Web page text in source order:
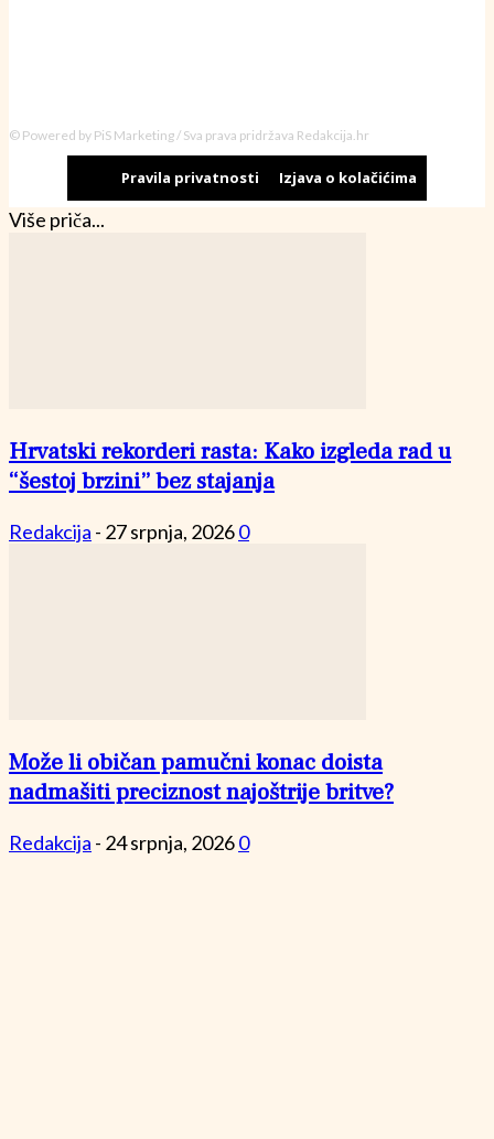
© Powered by PiS Marketing / Sva prava pridržava Redakcija.hr
Pravila privatnosti Izjava o kolačićima
Više priča...
Hrvatski rekorderi rasta: Kako izgleda rad u
“šestoj brzini” bez stajanja
Redakcija - 27 srpnja, 20260
Može li običan pamučni konac doista
nadmašiti preciznost najoštrije britve?
Redakcija - 24 srpnja, 20260